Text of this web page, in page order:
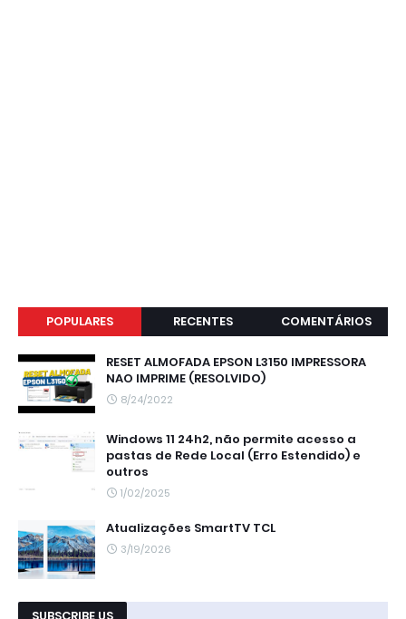
POPULARES RECENTES COMENTÁRIOS
RESET ALMOFADA EPSON L3150 IMPRESSORA
NAO IMPRIME (RESOLVIDO)
8/24/2022
Windows 11 24h2, não permite acesso a
pastas de Rede Local (Erro Estendido) e
outros
1/02/2025
Atualizações SmartTV TCL
3/19/2026